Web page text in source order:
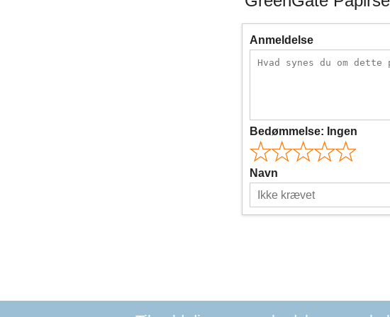
Anmeldelse
Bedømmelse: Ingen
Navn